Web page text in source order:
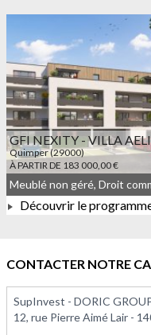
GFI NEXITY - VILLA
Quimper (29000)
À PARTIR DE 183 000,00 €
À PARTIR DE 183
Découvrir le
CONTACTER NOTRE
SupInvest - DORIC
12, rue Pierre Aimé Lair -